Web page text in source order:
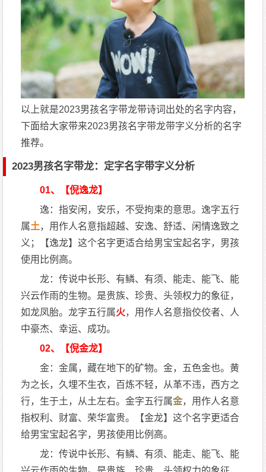
以上就是2023男孩名字带龙带诗词出处的名字内容，
下面给大家带来2023男孩名字带龙带字义分析的名字
推荐。
2023男孩名字带龙：定字名字带字义分析
01、【倪逸龙】
逸：指安闲，安乐，不受拘束的意思。逸字五行
属土，用作人名意指超越、安逸、舒适、闲情逸致之
义；【逸龙】这个名字更适合给男宝宝起名字，男孩
使用比例高。
龙：传说中长形、有鳞、有须、能走、能飞、能
兴云作雨的生物。是贵族、珍贵、头领权力的象征，
如龙凤胎。龙字五行属火，用作人名意指佼佼者、人
中豪杰、幸运、成功。
02、【倪金龙】
金：金属，藏在地下的矿物。金，五色金也。黄
为之长，久埋不生衣，百炼不轻，从革不违，西方之
行，生于土，从土左右。金字五行属金，用作人名意
指权利、财富、荣华富贵。【金龙】这个名字更适合
给男宝宝起名字，男孩使用比例高。
龙：传说中长形、有鳞、有须、能走、能飞、能